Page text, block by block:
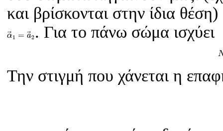
και βρίσκονται στην ίδια
α1 = a2
α→ =a . Για το πάνω σώμα ισχύει
Την στιγμή που χάνεται η